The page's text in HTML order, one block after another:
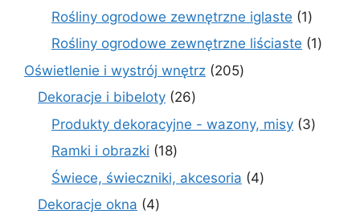
produkty
Rośliny ogrodowe zewnętrzne iglaste 11
produkt
Rośliny ogrodowe zewnętrzne liściaste 11
Oświetlenie i wystrój wnętrz 205205
Dekoracje i bibeloty 2626
Produkty dekoracyjne - wazony, misy 33
Ramki i obrazki 1818
produktów
Świece, świeczniki, akcesoria 44
Dekoracje okna 44